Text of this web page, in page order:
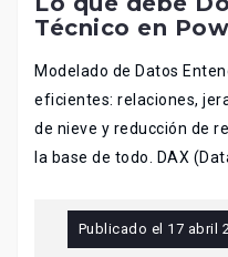
Técnico en
Modelado de Datos
eficientes: relaciones,
de nieve y reducción de
la base de todo. DAX
Publicado el 17 abril